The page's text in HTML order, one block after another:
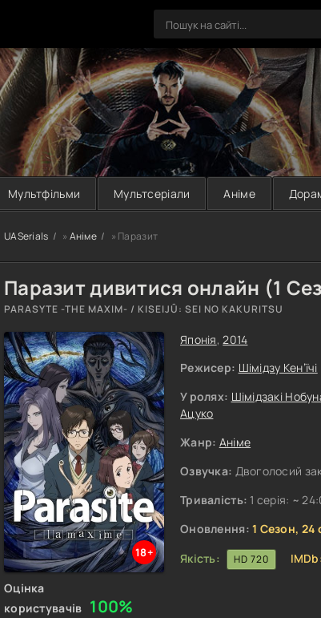
Мультфільми Мультсеріали Аніме
UASerials » Аніме » Паразит
Паразит дивитися онлайн (1
PARASYTE -THE MAXIM- / KISEIJÛ: SEI NO KAKURITSU
18+
Оцінка
користувачів 100%
Японія,2014
Режисер: Шімідзу Кен’їчі
У ролях: Шімідзакі
Ацуко
Жанр: Аніме
Озвучка: Двоголосий
Тривалість: 1 серія: ~
Оновлення: 1 Сезон, 24
Якість:
HD 720 IMDb: